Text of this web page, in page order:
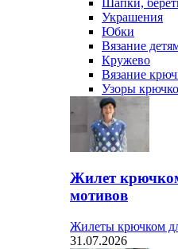
Украшения
Юбки
Вязание
Кружево
Вязание
Узоры
Жилет
мотивов
Жилеты крючком
31.07.2026